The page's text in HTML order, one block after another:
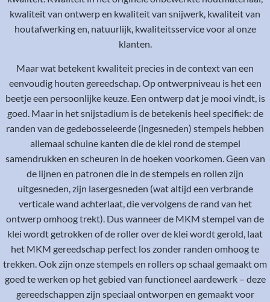
kwaliteit van ontwerp en kwaliteit van snijwerk, kwaliteit van
houtafwerking en, natuurlijk, kwaliteitsservice voor al onze
klanten.
Maar wat betekent kwaliteit precies in de context van een
eenvoudig houten gereedschap. Op ontwerpniveau is het een
beetje een persoonlijke keuze. Een ontwerp dat je mooi vindt, is
goed. Maar in het snijstadium is de betekenis heel specifiek: de
randen van de gedebosseleerde (ingesneden) stempels hebben
allemaal schuine kanten die de klei rond de stempel
samendrukken en scheuren in de hoeken voorkomen. Geen van
de lijnen en patronen die in de stempels en rollen zijn
uitgesneden, zijn lasergesneden (wat altijd een verbrande
verticale wand achterlaat, die vervolgens de rand van het
ontwerp omhoog trekt). Dus wanneer de MKM stempel van de
klei wordt getrokken of de roller over de klei wordt gerold, laat
het MKM gereedschap perfect los zonder randen omhoog te
trekken. Ook zijn onze stempels en rollers op schaal gemaakt om
goed te werken op het gebied van functioneel aardewerk – deze
gereedschappen zijn speciaal ontworpen en gemaakt voor